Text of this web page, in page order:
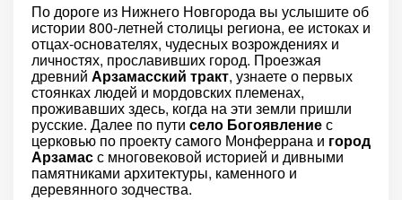
По дороге из Нижнего Новгорода вы услышите об
истории 800-летней столицы региона, ее истоках и
отцах-основателях, чудесных возрождениях и
личностях, прославивших город. Проезжая
древний Арзамасский тракт, узнаете о первых
стоянках людей и мордовских племенах,
проживавших здесь, когда на эти земли пришли
русские. Далее по пути село Богоявлениес
церковью по проекту самого Монферрана и город
Арзамасс многовековой историей и дивными
памятниками архитектуры, каменного и
деревянного зодчества.